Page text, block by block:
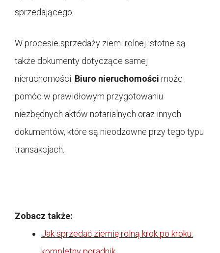
sprzedającego.
W procesie sprzedaży ziemi rolnej istotne są
także dokumenty dotyczące samej
nieruchomości. Biuro nieruchomości może
pomóc w prawidłowym przygotowaniu
niezbędnych aktów notarialnych oraz innych
dokumentów, które są nieodzowne przy tego typu
transakcjach.
Zobacz także:
Jak sprzedać ziemię rolną krok po kroku: